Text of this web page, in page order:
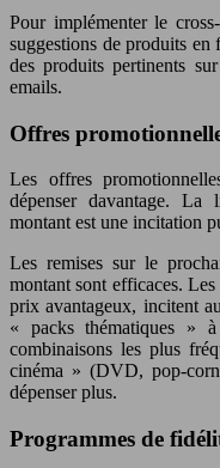
Pour implémenter le
suggestions de produits
des produits pertinents
emails.
Offres
Les offres
dépenser davantage. La
montant est une incitation
Les remises sur le
montant sont efficaces.
prix avantageux, incitent
« packs thématiques »
combinaisons les plus
cinéma » (DVD, pop-
dépenser plus.
Programmes de